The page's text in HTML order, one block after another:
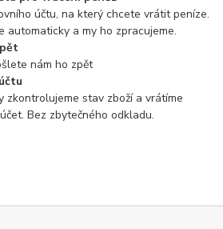
účtu, na který chcete vrátit peníze.
automaticky a my ho zpracujeme.
nám ho zpět
zkontrolujeme stav zboží a vrátíme
Bez zbytečného odkladu.